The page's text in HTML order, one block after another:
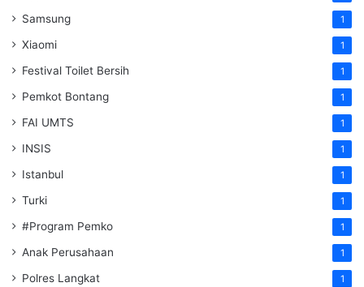
Samsung 1
Xiaomi 1
Festival Toilet Bersih 1
Pemkot Bontang 1
FAI UMTS 1
INSIS 1
Istanbul 1
Turki 1
#Program Pemko 1
Anak Perusahaan 1
Polres Langkat 1